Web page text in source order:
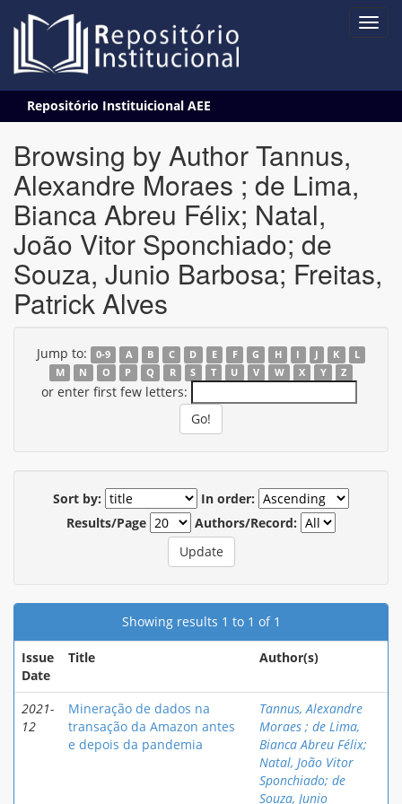
navigation
Repositório Instituicional AEE
Browsing by Author Tannus,
Alexandre Moraes ; de Lima,
Bianca Abreu Félix; Natal,
João Vitor Sponchiado; de
Souza, Junio Barbosa; Freitas,
Patrick Alves
Jump to: 0-9 A B C D E F G H I J K
L
M
N O P Q R S T U V W X Y Z
or enter first few letters:
Sort by:
In order:
Results/Page
Authors/Record:
Showing results 1 to 1 of 1
Issue
Date
Title Author(s)
2021-
12
Mineração de dados na
transação da Amazon antes
e depois da pandemia
Tannus, Alexandre
Moraes ; de Lima,
Bianca Abreu Félix;
Natal, João Vitor
Sponchiado; de
Souza, Junio